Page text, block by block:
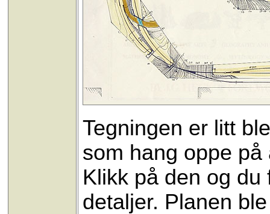
Tegningen er litt
som hang oppe
Klikk på den og
detaljer. Planen